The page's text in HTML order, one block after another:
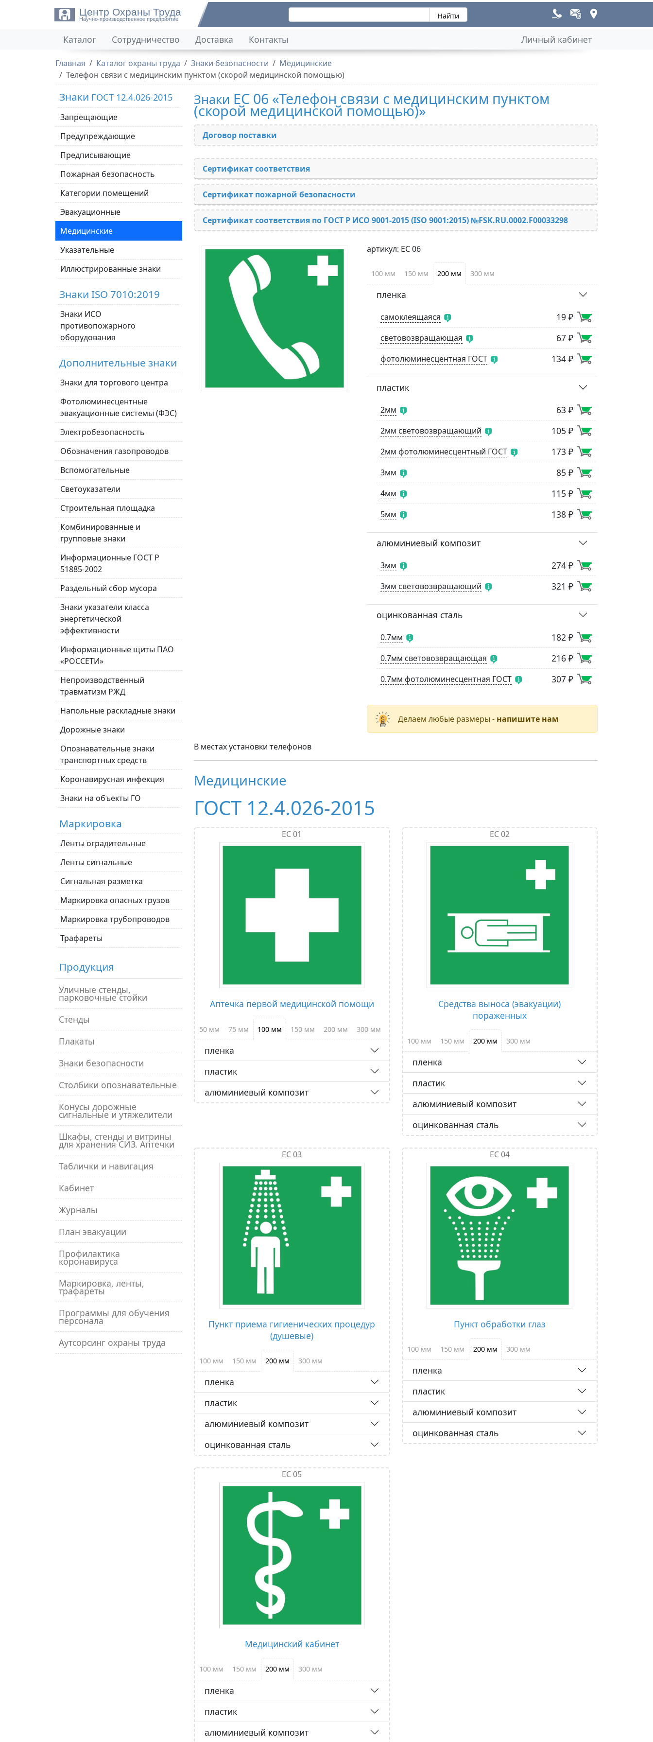
Центр Охраны Труда
Научно-производственное предприятие
Каталог Сотрудничество Доставка Контакты Личный кабинет
Главная Каталог охраны труда Знаки безопасности
Медицинские
Телефон связи с медицинским пунктом (скорой медицинской помощью)
Знаки ГОСТ 12.4.026-2015
Запрещающие
Предупреждающие
Предписывающие
Пожарная безопасность
Категории помещений
Эвакуационные
Медицинские
Указательные
Иллюстрированные знаки
Знаки ISO 7010:2019
Знаки ИСО
противопожарного
оборудования
Дополнительные знаки
Знаки для торгового центра
Фотолюминесцентные
эвакуационные системы (ФЭС)
Электробезопасность
Обозначения газопроводов
Вспомогательные
Светоуказатели
Строительная площадка
Комбинированные и
групповые знаки
Информационные ГОСТ Р
51885-2002
Раздельный сбор мусора
Знаки указатели класса
энергетической
эффективности
Информационные щиты ПАО
«РОССЕТИ»
Непроизводственный
травматизм РЖД
Напольные раскладные знаки
Дорожные знаки
Опознавательные знаки
транспортных средств
Коронавирусная инфекция
Знаки на объекты ГО
Маркировка
Ленты оградительные
Ленты сигнальные
Сигнальная разметка
Маркировка опасных грузов
Маркировка трубопроводов
Трафареты
Продукция
Уличные стенды,
парковочные стойки
Стенды
Плакаты
Знаки безопасности
Столбики опознавательные
Конусы дорожные
сигнальные и утяжелители
Шкафы, стенды и витрины
для хранения СИЗ. Аптечки
Таблички и навигация
Кабинет
Журналы
План эвакуации
Профилактика
коронавируса
Маркировка, ленты,
трафареты
Программы для обучения
персонала
Аутсорсинг охраны труда
Знаки ЕС 06 «Телефон связи с медицинским пунктом
(скорой медицинской помощью)»
Договор поставки
Сертификат соответствия
Сертификат пожарной безопасности
Сертификат соответствия по ГОСТ Р ИСО 9001-2015 (ISO 9001:2015) №FSK.RU.0002.F00033298
артикул: ЕС 06
100 мм 150 мм 200 мм 300 мм
пленка
самоклеящаяся 19 ₽
световозвращающая 67 ₽
фотолюминесцентная ГОСТ 134 ₽
пластик
2мм 63 ₽
2мм световозвращающий 105 ₽
2мм фотолюминесцентный ГОСТ 173 ₽
3мм 85 ₽
4мм 115 ₽
5мм 138 ₽
алюминиевый композит
3мм 274 ₽
3мм световозвращающий 321 ₽
оцинкованная сталь
0.7мм 182 ₽
0.7мм световозвращающая 216 ₽
0.7мм фотолюминесцентная ГОСТ 307 ₽
Делаем любые размеры - напишите нам
В местах установки телефонов
Медицинские
ГОСТ 12.4.026-2015
ЕС 01
Аптечка первой медицинской помощи
50 мм 75 мм 100 мм 150 мм 200 мм 300 мм
пленка
пластик
алюминиевый композит
ЕС 02
Средства выноса (эвакуации)
пораженных
100 мм 150 мм 200 мм 300 мм
пленка
пластик
алюминиевый композит
оцинкованная сталь
ЕС 03
Пункт приема гигиенических процедур
(душевые)
100 мм 150 мм 200 мм 300 мм
пленка
пластик
алюминиевый композит
оцинкованная сталь
ЕС 04
Пункт обработки глаз
100 мм 150 мм 200 мм 300 мм
пленка
пластик
алюминиевый композит
оцинкованная сталь
ЕС 05
Медицинский кабинет
100 мм 150 мм 200 мм 300 мм
пленка
пластик
алюминиевый композит